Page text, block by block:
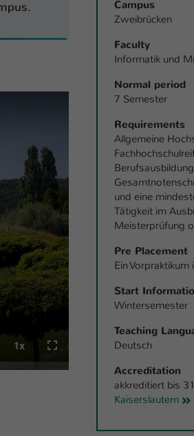
Campus
Zweibrücken
Faculty
Informatik und
Normal period
7 Semester
Requirements
Allgemeine
und eine
Tätigkeit im
Meisterprüfung
Pre Placement
Ein
Start
Wintersemester
Teaching
Deutsch
Accreditation
akkreditiert bis
Kaiserslautern
falls der
Session-Cookie
Fall eines Intranet-
der eingeloggte
und es wird
Bereichen gewährt.
mit, ob ein
angemeldet ist und